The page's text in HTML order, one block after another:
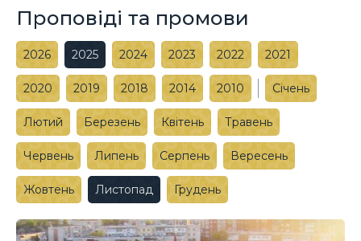
Проповіді та промови
2026 2025 2024 2023 2022 2021
2020 2019 2018 2014 2010 Січень
Лютий Березень Квітень Травень
Червень Липень Серпень Вересень
Жовтень Листопад Грудень